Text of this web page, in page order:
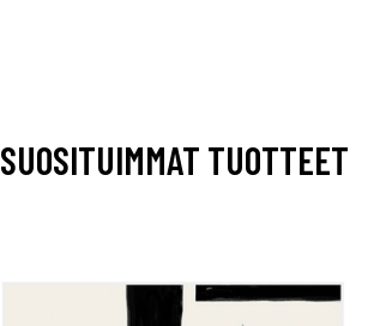
SUOSITUIMMAT TUOTTEET